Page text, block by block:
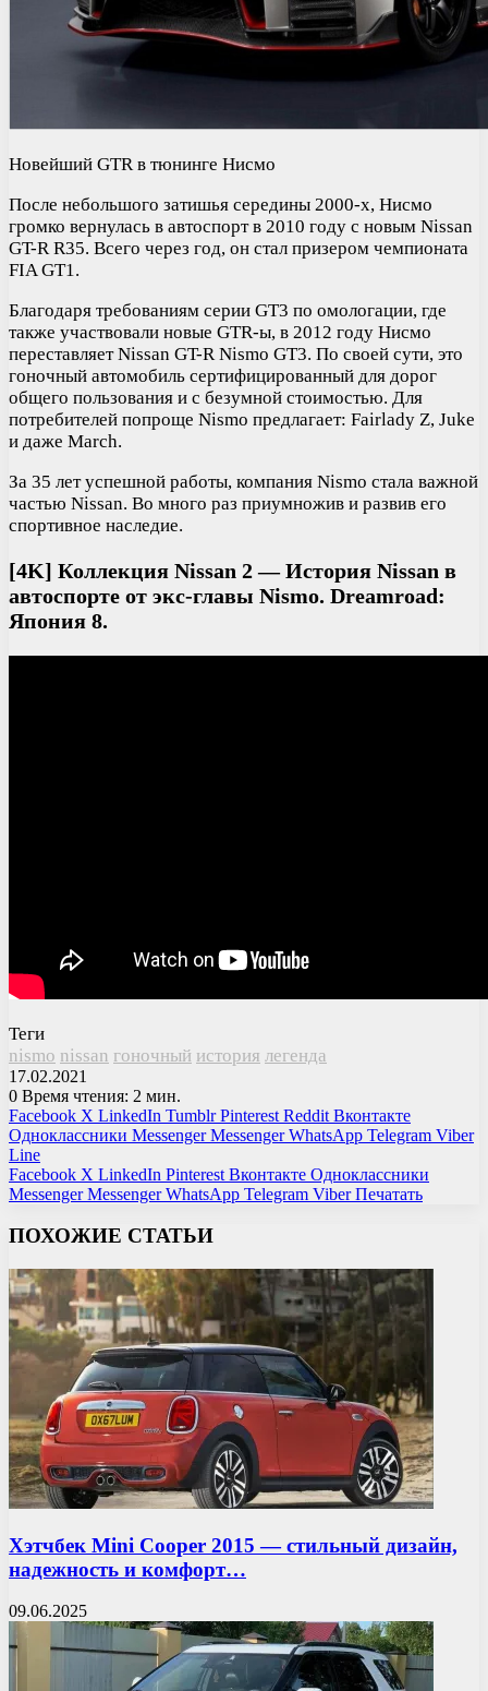
Новейший GTR в тюнинге Нисмо
После небольшого затишья середины 2000-х, Нисмо
громко вернулась в автоспорт в 2010 году с новым Nissan
GT-R R35. Всего через год, он стал призером чемпионата
FIA GT1.
Благодаря требованиям серии GT3 по омологации, где
также участвовали новые GTR-ы, в 2012 году Нисмо
переставляет Nissan GT-R Nismo GT3. По своей сути, это
гоночный автомобиль сертифицированный для дорог
общего пользования и с безумной стоимостью. Для
потребителей попроще Nismo предлагает: Fairlady Z, Juke
и даже March.
За 35 лет успешной работы, компания Nismo стала важной
частью Nissan. Во много раз приумножив и развив его
спортивное наследие.
[4K] Коллекция Nissan 2 — История Nissan в
автоспорте от экс-главы Nismo. Dreamroad:
Япония 8.
Теги
nismo nissan гоночный история легенда
17.02.2021
0 Время чтения: 2 мин.
Facebook X LinkedIn Tumblr Pinterest Reddit Вконтакте
Одноклассники Messenger Messenger WhatsApp Telegram Viber
Line
Facebook X LinkedIn Pinterest Вконтакте Одноклассники
Messenger Messenger WhatsApp Telegram Viber Печатать
ПОХОЖИЕ СТАТЬИ
Хэтчбек Mini Cooper 2015 — стильный дизайн,
надежность и комфорт…
09.06.2025